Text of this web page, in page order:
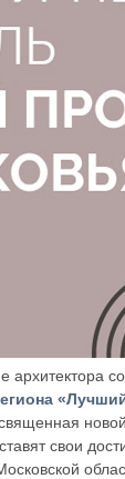
архитектора
свои